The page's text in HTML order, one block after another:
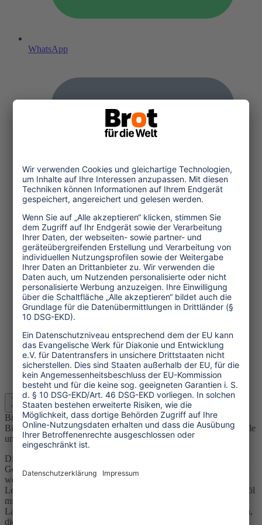
WhatsApp
E-Mail
Beschreibung
Bildungsmaterial zum Thema
Erdölförderung in Ecuador für Schule und Gemeinde Die
Erdölförderung im nördlichen Amazonasgebi…Mehr
Menü schließen
Bildungsmaterial: Ecuador – Schwarzes Gold im Regenwald
Bildungsmaterial zum Thema Erdölförderung in Ecuador für Schule
und Gemeinde
Die Erdölförderung im nördlichen Amazonasgebiet birgt große
Gefahren für die Umwelt ‒ und für den Menschen. Aber auch hier
wehrt sich die Bevölkerung gegen die Zerstörung ihres
Lebensraums und hält die Verschmutzung durch auslaufendes Erdöl
mit Schilf- und Knollenpflanzen auf. Mit ökologischer
Landwirtschaft werden alternative Einkommensquellen geschaffen,
die Menschen und Klima schützen.